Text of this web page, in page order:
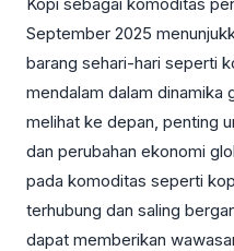
September 2025
barang sehari-hari seperti
mendalam dalam dinamika
melihat ke depan, penting
dan perubahan ekonomi
pada komoditas seperti
terhubung dan saling
dapat memberikan